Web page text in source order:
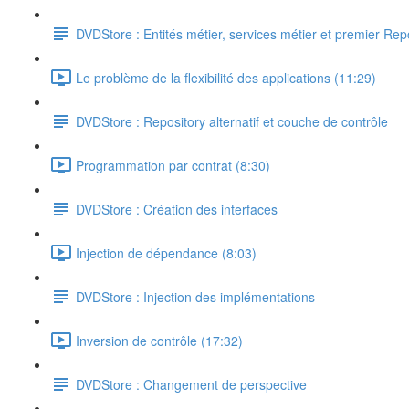
DVDStore : Entités métier, services métier et premier
Le problème de la flexibilité des applications (11:29)
DVDStore : Repository alternatif et couche de contrôle
Programmation par contrat (8:30)
DVDStore : Création des interfaces
Injection de dépendance (8:03)
DVDStore : Injection des implémentations
Inversion de contrôle (17:32)
DVDStore : Changement de perspective